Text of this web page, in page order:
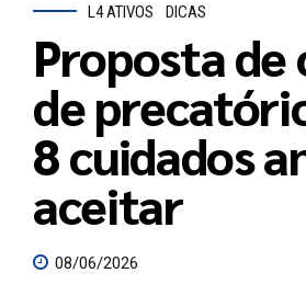
L4 ATIVOS DICAS
Proposta de
de
8 cuidados
aceitar
08/06/2026